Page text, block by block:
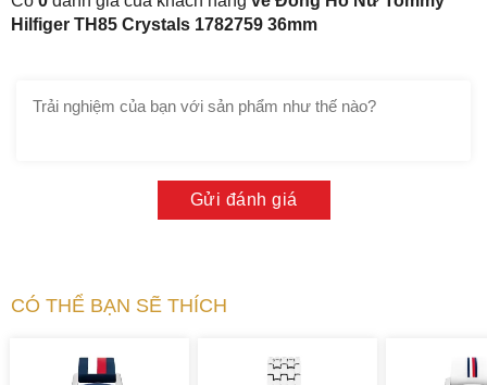
Hilfiger TH85 Crystals 1782759 36mm
Gửi đánh giá
CÓ THỂ BẠN SẼ THÍCH